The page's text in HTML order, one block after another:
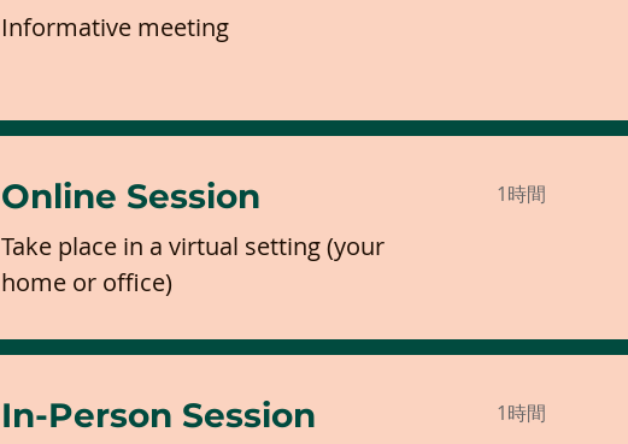
Informative meeting
Online Session
Take place in a virtual setting (your
home or office)
1時間
In-Person Session 1時間